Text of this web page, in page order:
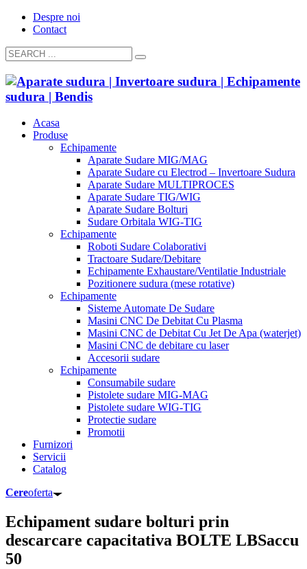
Despre noi
Contact
Acasa
Produse
Echipamente
Aparate Sudare MIG/MAG
Aparate Sudare cu Electrod – Invertoare Sudura
Aparate Sudare MULTIPROCES
Aparate Sudare TIG/WIG
Aparate Sudare Bolturi
Sudare Orbitala WIG-TIG
Echipamente
Roboti Sudare Colaborativi
Tractoare Sudare/Debitare
Echipamente Exhaustare/Ventilatie Industriale
Pozitionere sudura (mese rotative)
Echipamente
Sisteme Automate De Sudare
Masini CNC De Debitat Cu Plasma
Masini CNC de Debitat Cu Jet De Apa (waterjet)
Masini CNC de debitare cu laser
Accesorii sudare
Echipamente
Consumabile sudare
Pistolete sudare MIG-MAG
Pistolete sudare WIG-TIG
Protectie sudare
Promotii
Furnizori
Servicii
Catalog
Cereoferta
Echipament sudare bolturi prin
descarcare capacitativa BOLTE LBSaccu
50